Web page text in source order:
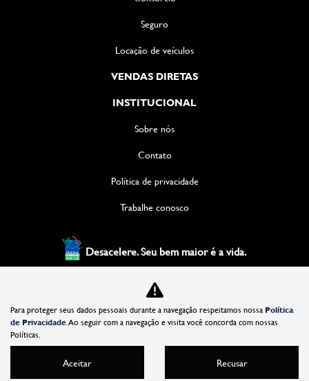
Seguro
Locação de veículos
VENDAS DIRETAS
INSTITUCIONAL
Sobre nós
Contato
Política de privacidade
Trabalhe conosco
Desacelere. Seu bem maior é a vida.
XIAN DISTRIBUIDORA DE VEICULOS LTDA
35.981.772/0002-17
Para proteger seus dados pessoais durante a navegação respeitamos nossa Política
de Privacidade. Ao seguir com a navegação e visita você concorda com nossas
Políticas.
Aceitar Recusar